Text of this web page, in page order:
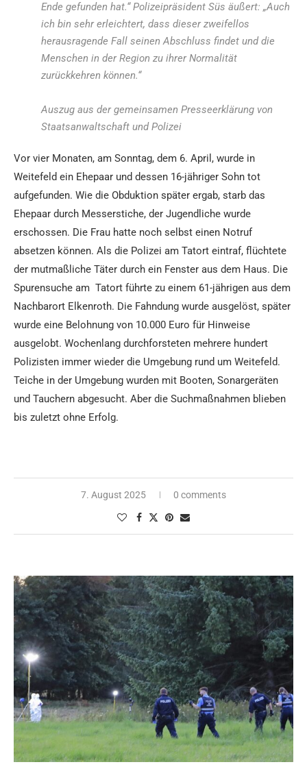
Ende gefunden hat.“Polizeipräsident Süs äußert: „Auch
ich bin sehr erleichtert, dass dieser zweifellos
herausragende Fall seinen Abschluss findet und die
Menschen in der Region zu ihrer Normalität
zurückkehren können.“
Auszug aus der gemeinsamen Presseerklärung von
Staatsanwaltschaft und Polizei
Vor vier Monaten, am Sonntag, dem 6. April, wurde in
Weitefeld ein Ehepaar und dessen 16-jähriger Sohn tot
aufgefunden. Wie die Obduktion später ergab, starb das
Ehepaar durch Messerstiche, der Jugendliche wurde
erschossen. Die Frau hatte noch selbst einen Notruf
absetzen können. Als die Polizei am Tatort eintraf, flüchtete
der mutmaßliche Täter durch ein Fenster aus dem Haus. Die
Spurensuche am Tatort führte zu einem 61-jährigen aus dem
Nachbarort Elkenroth. Die Fahndung wurde ausgelöst, später
wurde eine Belohnung von 10.000 Euro für Hinweise
ausgelobt. Wochenlang durchforsteten mehrere hundert
Polizisten immer wieder die Umgebung rund um Weitefeld.
Teiche in der Umgebung wurden mit Booten, Sonargeräten
und Tauchern abgesucht. Aber die Suchmaßnahmen blieben
bis zuletzt ohne Erfolg.
7. August 2025 0 comments